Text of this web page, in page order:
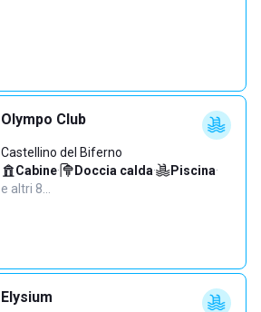
Olympo Club
Castellino del Biferno
Cabine· Doccia calda· Piscina·
e altri 8…
Elysium